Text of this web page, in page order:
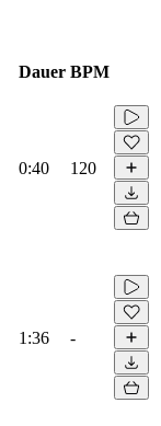
Dauer BPM
0:40 120
1:36 -